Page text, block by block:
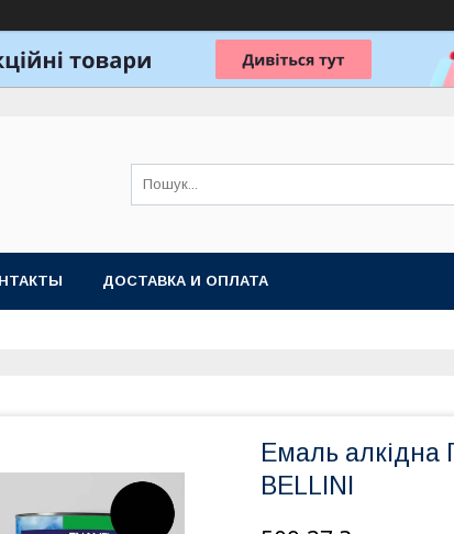
ДОСТАВКА И ОПЛАТА
Емаль алкідна
BELLINI